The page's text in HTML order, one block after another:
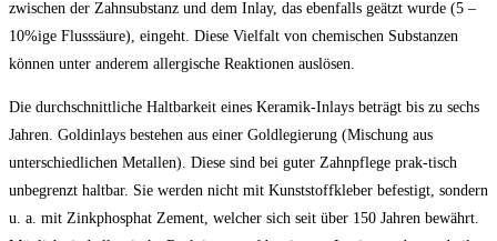
zwischen der Zahnsubstanz und dem Inlay, das ebenfalls geätzt wurde (5 –
10%ige Flusssäure), eingeht. Diese Vielfalt von chemischen Substanzen
können unter anderem allergische Reaktionen auslösen.
Die durchschnittliche Haltbarkeit eines Keramik-Inlays beträgt bis zu sechs
Jahren. Goldinlays bestehen aus einer Goldlegierung (Mischung aus
unterschiedlichen Metallen). Diese sind bei guter Zahnpflege prak-tisch
unbegrenzt haltbar. Sie werden nicht mit Kunststoffkleber befestigt, sondern
u. a. mit Zinkphosphat Zement, welcher sich seit über 150 Jahren bewährt.